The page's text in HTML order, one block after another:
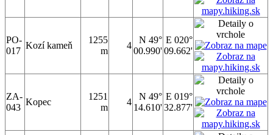
PO-
017
Kozí kameň
1255
m
4
N 49°
00.990'
E 020°
09.662'
ZA-
043
Kopec
1251
m
4
N 49°
14.610'
E 019°
32.877'